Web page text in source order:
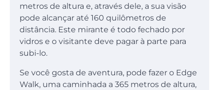
metros de altura e, através dele, a sua visão
pode alcançar até 160 quilômetros de
distância. Este mirante é todo fechado por
vidros e o visitante deve pagar à parte para
subi-lo.
Se você gosta de aventura, pode fazer o Edge
Walk, uma caminhada a 365 metros de altura,